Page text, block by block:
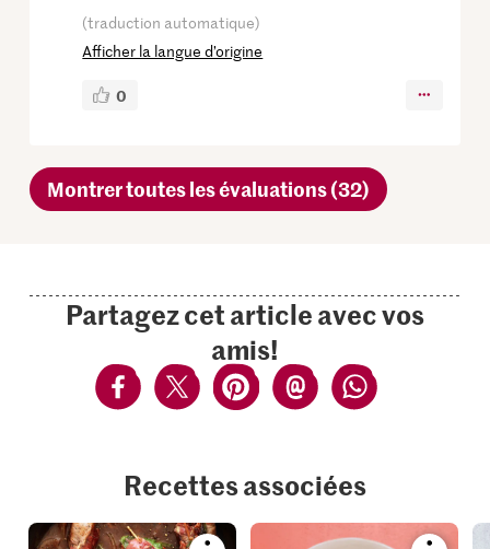
(traduction automatique)
Afficher la langue d’origine
0
Montrer toutes les évaluations (32)
Partagez cet article avec vos
amis!
Recettes associées